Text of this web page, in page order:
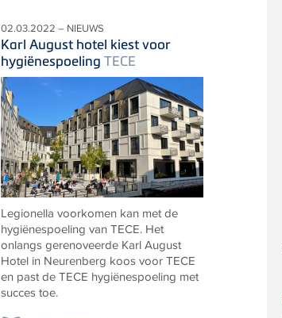
02.03.2022 – NIEUWS
Karl August hotel kiest voor
hygiënespoelingTECE
Legionella voorkomen kan met de
hygiënespoeling van TECE. Het
onlangs gerenoveerde Karl August
Hotel in Neurenberg koos voor TECE
en past de TECE hygiënespoeling met
succes toe.